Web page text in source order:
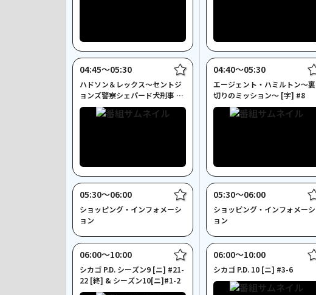
04:45〜05:30
ハドソン＆レックス～セントジ
ョンズ警察シェパード犬刑事 5
[字]事件発生のホリデイ
05:30〜06:00
ショッピング・インフォメーシ
ョン
06:00〜10:00
シカゴ P.D. シーズン9 [ニ] #21-
22 [終] & シーズン10[ニ]#1-2
04:40〜05:30
エージェント・ハミルトン～裏
切りのミッション～ [字] #8
05:30〜06:00
ショッピング・インフォメーシ
ョン
06:00〜10:00
シカゴ P.D. 10 [ニ] #3-6